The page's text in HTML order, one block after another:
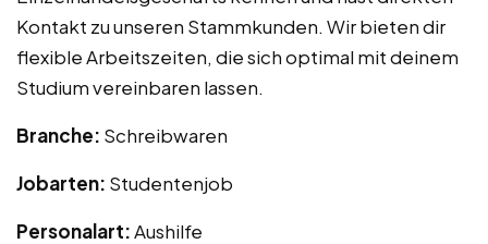
Kontakt zu unseren Stammkunden. Wir bieten dir
flexible Arbeitszeiten, die sich optimal mit deinem
Studium vereinbaren lassen.
Branche: Schreibwaren
Jobarten: Studentenjob
Personalart:Aushilfe